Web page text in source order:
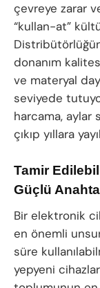
çevreye zarar
“kullan-at”
donanım
ve materyal
seviyede
harcama, aylar
çıkıp yıllara
Tamir
Güçlü
Bir elektronik
en önemli
süre
yepyeni